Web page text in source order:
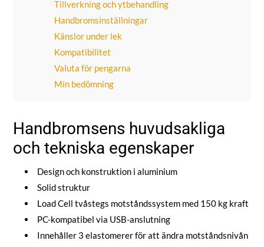
Tillverkning och ytbehandling
Handbromsinställningar
Känslor under lek
Kompatibilitet
Valuta för pengarna
Min bedömning
Handbromsens huvudsakliga
och tekniska egenskaper
Design och konstruktion i aluminium
Solid struktur
Load Cell tvåstegs motståndssystem med 150 kg kraft
PC-kompatibel via USB-anslutning
Innehåller 3 elastomerer för att ändra motståndsnivån